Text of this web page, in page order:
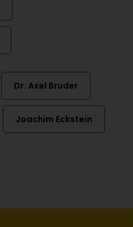
Dr. Axel Bruder
Joachim Eckstein